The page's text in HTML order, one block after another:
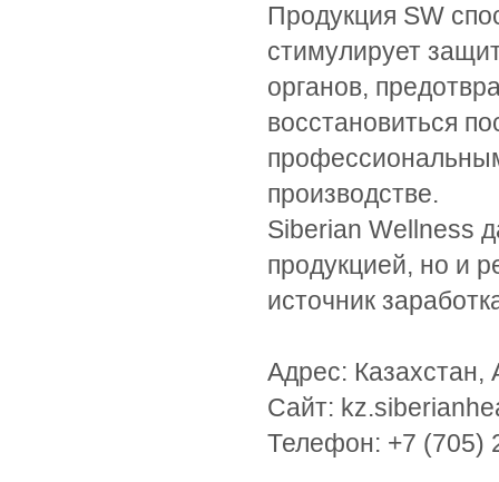
Продукция SW
стимулирует
органов,
восстановиться
производстве.
Siberian Wellness
продукцией, но и
источник
Адрес:
Сайт:
Телефон: +7 (705)